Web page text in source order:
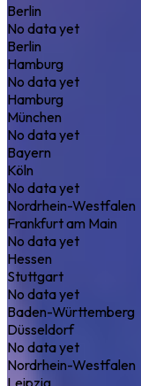
Berlin
No data yet
Berlin
Hamburg
No data yet
Hamburg
München
No data yet
Bayern
Köln
No data yet
Nordrhein-Westfalen
Frankfurt am Main
No data yet
Hessen
Stuttgart
No data yet
Baden-Württemberg
Düsseldorf
No data yet
Nordrhein-Westfalen
Leipzig